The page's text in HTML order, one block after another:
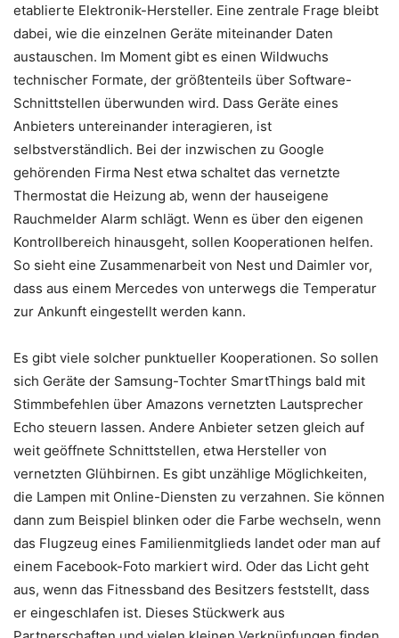
etablierte Elektronik-Hersteller. Eine zentrale Frage bleibt
dabei, wie die einzelnen Geräte miteinander Daten
austauschen. Im Moment gibt es einen Wildwuchs
technischer Formate, der größtenteils über Software-
Schnittstellen überwunden wird. Dass Geräte eines
Anbieters untereinander interagieren, ist
selbstverständlich. Bei der inzwischen zu Google
gehörenden Firma Nest etwa schaltet das vernetzte
Thermostat die Heizung ab, wenn der hauseigene
Rauchmelder Alarm schlägt. Wenn es über den eigenen
Kontrollbereich hinausgeht, sollen Kooperationen helfen.
So sieht eine Zusammenarbeit von Nest und Daimler vor,
dass aus einem Mercedes von unterwegs die Temperatur
zur Ankunft eingestellt werden kann.
Es gibt viele solcher punktueller Kooperationen. So sollen
sich Geräte der Samsung-Tochter SmartThings bald mit
Stimmbefehlen über Amazons vernetzten Lautsprecher
Echo steuern lassen. Andere Anbieter setzen gleich auf
weit geöffnete Schnittstellen, etwa Hersteller von
vernetzten Glühbirnen. Es gibt unzählige Möglichkeiten,
die Lampen mit Online-Diensten zu verzahnen. Sie können
dann zum Beispiel blinken oder die Farbe wechseln, wenn
das Flugzeug eines Familienmitglieds landet oder man auf
einem Facebook-Foto markiert wird. Oder das Licht geht
aus, wenn das Fitnessband des Besitzers feststellt, dass
er eingeschlafen ist. Dieses Stückwerk aus